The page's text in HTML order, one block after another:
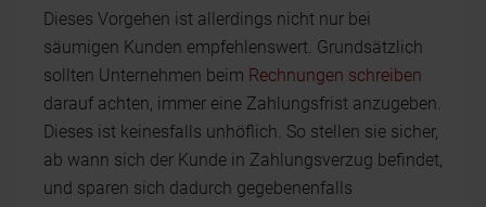
Dieses Vorgehen ist allerdings nicht nur bei
säumigen Kunden empfehlenswert. Grundsätzlich
sollten Unternehmen beim Rechnungen schreiben
darauf achten, immer eine Zahlungsfrist anzugeben.
Dieses ist keinesfalls unhöflich. So stellen sie sicher,
ab wann sich der Kunde in Zahlungsverzug befindet,
und sparen sich dadurch gegebenenfalls